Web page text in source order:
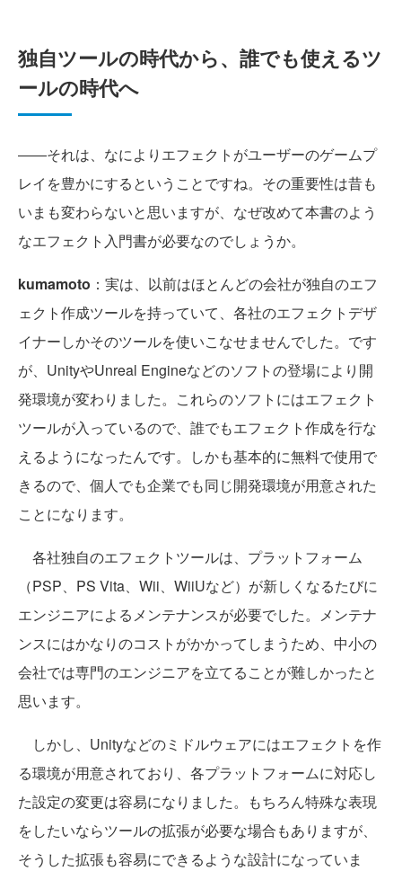
独自ツールの時代から、誰でも使えるツ
ールの時代へ
――それは、なによりエフェクトがユーザーのゲームプ
レイを豊かにするということですね。その重要性は昔も
いまも変わらないと思いますが、なぜ改めて本書のよう
なエフェクト入門書が必要なのでしょうか。
kumamoto ：実は、以前はほとんどの会社が独自のエフ
ェクト作成ツールを持っていて、各社のエフェクトデザ
イナーしかそのツールを使いこなせませんでした。です
が、UnityやUnreal Engineなどのソフトの登場により開
発環境が変わりました。これらのソフトにはエフェクト
ツールが入っているので、誰でもエフェクト作成を行な
えるようになったんです。しかも基本的に無料で使用で
きるので、個人でも企業でも同じ開発環境が用意された
ことになります。
各社独自のエフェクトツールは、プラットフォーム
（PSP、PS Vita、Wii、WiiUなど）が新しくなるたびに
エンジニアによるメンテナンスが必要でした。メンテナ
ンスにはかなりのコストがかかってしまうため、中小の
会社では専門のエンジニアを立てることが難しかったと
思います。
しかし、Unityなどのミドルウェアにはエフェクトを作
る環境が用意されており、各プラットフォームに対応し
た設定の変更は容易になりました。もちろん特殊な表現
をしたいならツールの拡張が必要な場合もありますが、
そうした拡張も容易にできるような設計になっていま